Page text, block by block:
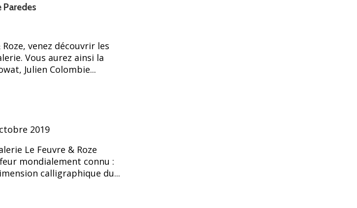
Paredes
venez découvrir les
Vous aurez ainsi la
Julien Colombie...
2019
Le Feuvre & Roze
mondialement connu :
calligraphique du...